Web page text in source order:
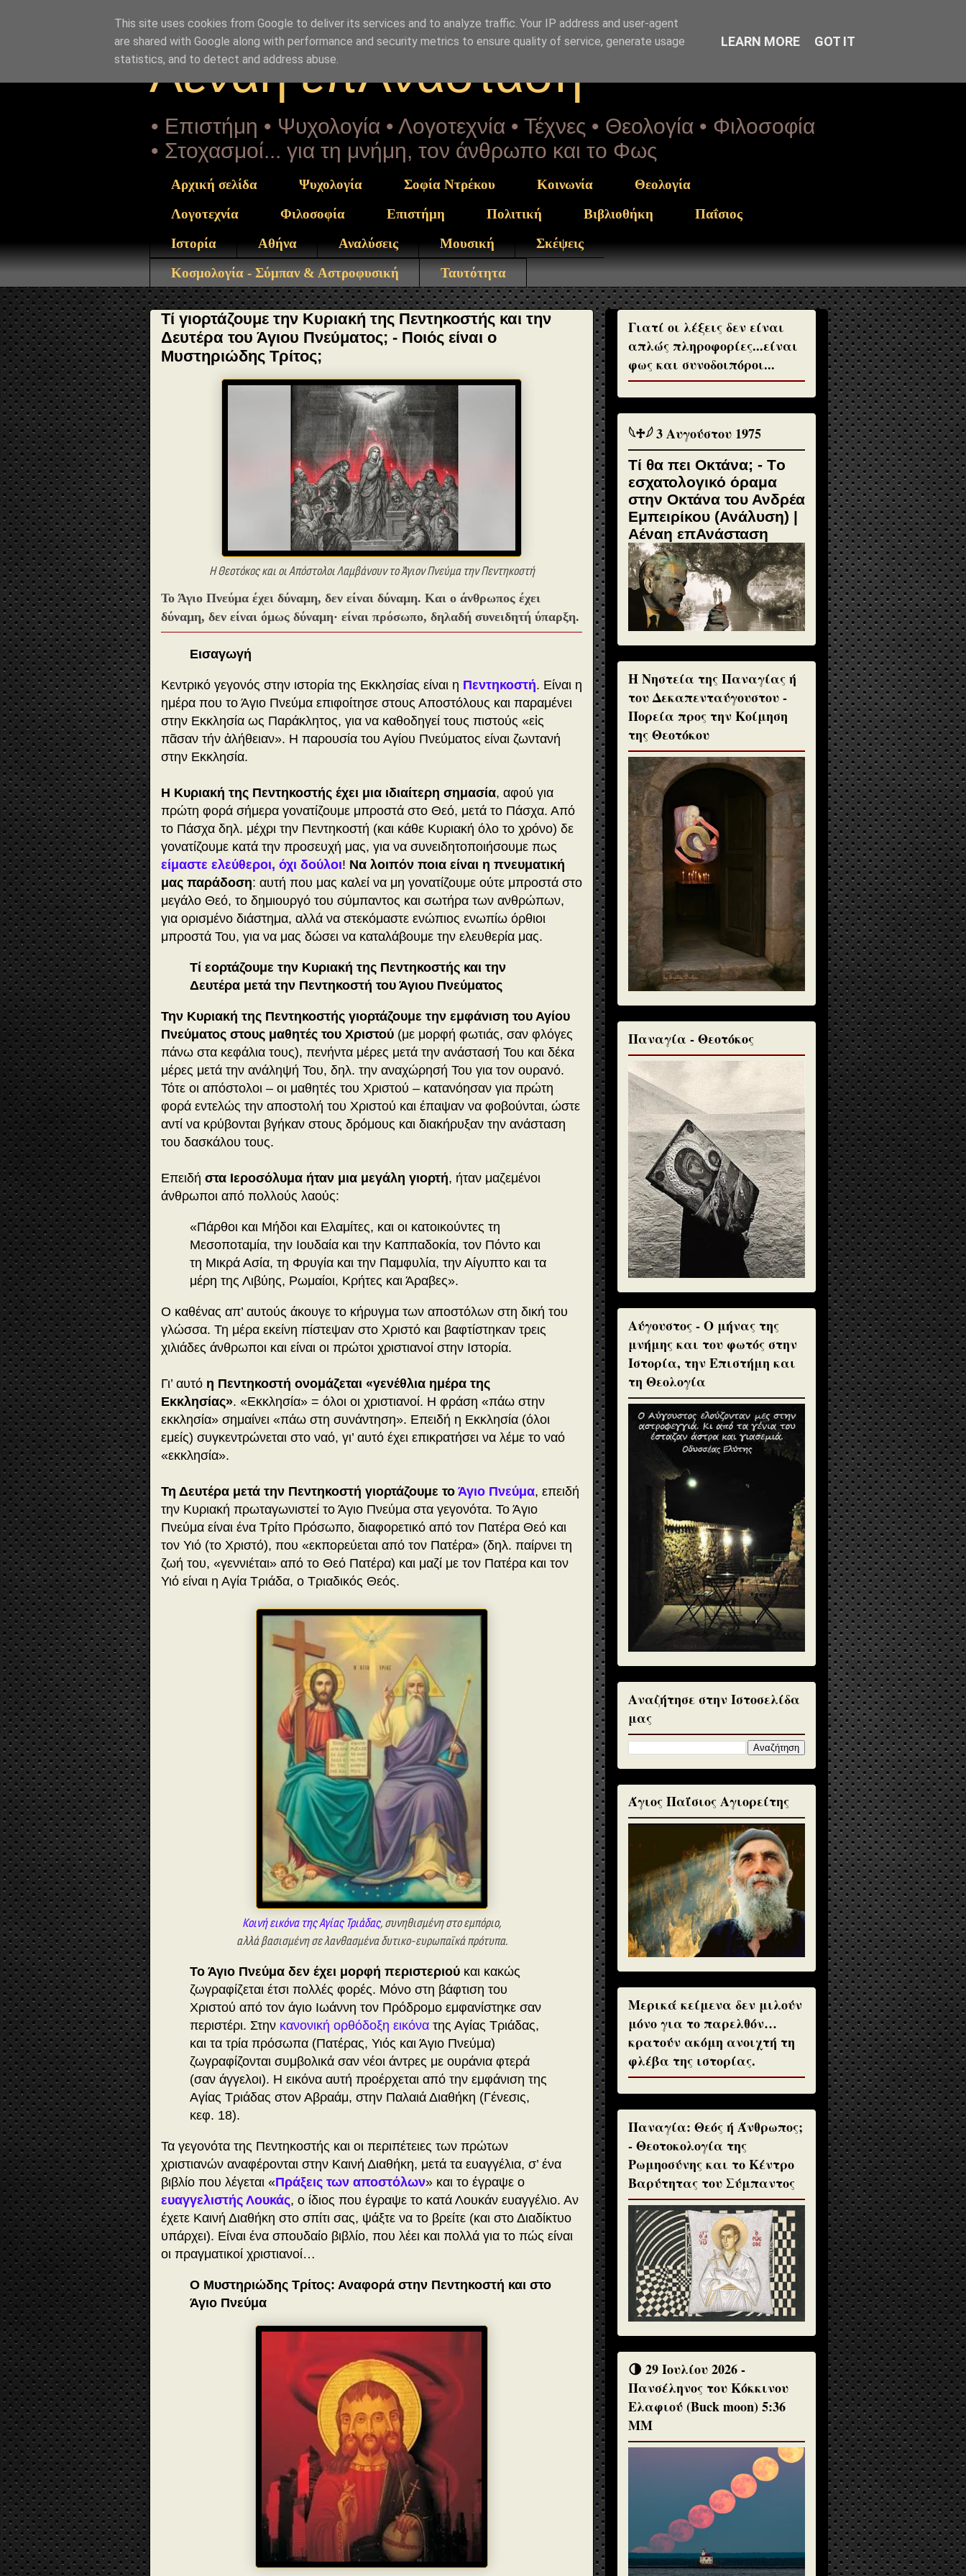
Αέναη επΑνάσταση
• Επιστήμη • Ψυχολογία • Λογοτεχνία • Τέχνες • Θεολογία • Φιλοσοφία
• Στοχασμοί... για τη μνήμη, τον άνθρωπο και το Φως
Αρχική σελίδα Ψυχολογία Σοφία Ντρέκου Κοινωνία
Θεολογία
Λογοτεχνία
Φιλοσοφία Επιστήμη Πολιτική Βιβλιοθήκη
Παΐσιος
Ιστορία
Αθήνα Αναλύσεις Μουσική
Σκέψεις
Κοσμολογία - Σύμπαν & Αστροφυσική
Ταυτότητα
Τί γιορτάζουμε την Κυριακή της Πεντηκοστής και την
Δευτέρα του Άγιου Πνεύματος; - Ποιός είναι ο
Μυστηριώδης Τρίτος;
Η Θεοτόκος και οι Απόστολοι Λαμβάνουν το Άγιον Πνεύμα την Πεντηκοστή
Το Άγιο Πνεύμα έχει δύναμη, δεν είναι δύναμη. Και ο άνθρωπος έχει
δύναμη, δεν είναι όμως δύναμη· είναι πρόσωπο, δηλαδή συνειδητή ύπαρξη.
Εισαγωγή
Κεντρικό γεγονός στην ιστορία της Εκκλησίας είναι η Πεντηκοστή. Είναι η
ημέρα που το Άγιο Πνεύμα επιφοίτησε στους Αποστόλους και παραμένει
στην Εκκλησία ως Παράκλητος, για να καθοδηγεί τους πιστούς «εἰς
πᾶσαν τήν ἀλήθειαν». Η παρουσία του Αγίου Πνεύματος είναι ζωντανή
στην Εκκλησία.
Η Κυριακή της Πεντηκοστής έχει μια ιδιαίτερη σημασία, αφού για
πρώτη φορά σήμερα γονατίζουμε μπροστά στο Θεό, μετά το Πάσχα. Από
το Πάσχα δηλ. μέχρι την Πεντηκοστή (και κάθε Κυριακή όλο το χρόνο) δε
γονατίζουμε κατά την προσευχή μας, για να συνειδητοποιήσουμε πως
είμαστε ελεύθεροι, όχι δούλοι! Να λοιπόν ποια είναι η πνευματική
μας παράδοση: αυτή που μας καλεί να μη γονατίζουμε ούτε μπροστά στο
μεγάλο Θεό, το δημιουργό του σύμπαντος και σωτήρα των ανθρώπων,
για ορισμένο διάστημα, αλλά να στεκόμαστε ενώπιος ενωπίω όρθιοι
μπροστά Του, για να μας δώσει να καταλάβουμε την ελευθερία μας.
Τί εορτάζουμε την Κυριακή της Πεντηκοστής και την
Δευτέρα μετά την Πεντηκοστή του Άγιου Πνεύματος
Την Κυριακή της Πεντηκοστής γιορτάζουμε την εμφάνιση του Αγίου
Πνεύματος στους μαθητές του Χριστού (με μορφή φωτιάς, σαν φλόγες
πάνω στα κεφάλια τους), πενήντα μέρες μετά την ανάστασή Του και δέκα
μέρες μετά την ανάληψή Του, δηλ. την αναχώρησή Του για τον ουρανό.
Τότε οι απόστολοι – οι μαθητές του Χριστού – κατανόησαν για πρώτη
φορά εντελώς την αποστολή του Χριστού και έπαψαν να φοβούνται, ώστε
αντί να κρύβονται βγήκαν στους δρόμους και διακήρυξαν την ανάσταση
του δασκάλου τους.
Επειδή στα Ιεροσόλυμα ήταν μια μεγάλη γιορτή, ήταν μαζεμένοι
άνθρωποι από πολλούς λαούς:
«Πάρθοι και Μήδοι και Ελαμίτες, και οι κατοικούντες τη
Μεσοποταμία, την Ιουδαία και την Καππαδοκία, τον Πόντο και
τη Μικρά Ασία, τη Φρυγία και την Παμφυλία, την Αίγυπτο και τα
μέρη της Λιβύης, Ρωμαίοι, Κρήτες και Άραβες».
Ο καθένας απ’ αυτούς άκουγε το κήρυγμα των αποστόλων στη δική του
γλώσσα. Τη μέρα εκείνη πίστεψαν στο Χριστό και βαφτίστηκαν τρεις
χιλιάδες άνθρωποι και είναι οι πρώτοι χριστιανοί στην Ιστορία.
Γι’ αυτό η Πεντηκοστή ονομάζεται «γενέθλια ημέρα της
Εκκλησίας». «Εκκλησία» = όλοι οι χριστιανοί. Η φράση «πάω στην
εκκλησία» σημαίνει «πάω στη συνάντηση». Επειδή η Εκκλησία (όλοι
εμείς) συγκεντρώνεται στο ναό, γι’ αυτό έχει επικρατήσει να λέμε το ναό
«εκκλησία».
Τη Δευτέρα μετά την Πεντηκοστή γιορτάζουμε το Άγιο Πνεύμα, επειδή
την Κυριακή πρωταγωνιστεί το Άγιο Πνεύμα στα γεγονότα. Το Άγιο
Πνεύμα είναι ένα Τρίτο Πρόσωπο, διαφορετικό από τον Πατέρα Θεό και
τον Υιό (το Χριστό), που «εκπορεύεται από τον Πατέρα» (δηλ. παίρνει τη
ζωή του, «γεννιέται» από το Θεό Πατέρα) και μαζί με τον Πατέρα και τον
Υιό είναι η Αγία Τριάδα, ο Τριαδικός Θεός.
Κοινή εικόνα της Αγίας Τριάδας, συνηθισμένη στο εμπόριο,
αλλά βασισμένη σε λανθασμένα δυτικο-ευρωπαϊκά πρότυπα.
Το Άγιο Πνεύμα δεν έχει μορφή περιστεριού και κακώς
ζωγραφίζεται έτσι πολλές φορές. Μόνο στη βάφτιση του
Χριστού από τον άγιο Ιωάννη τον Πρόδρομο εμφανίστηκε σαν
περιστέρι. Στην κανονική ορθόδοξη εικόνα της Αγίας Τριάδας,
και τα τρία πρόσωπα (Πατέρας, Υιός και Άγιο Πνεύμα)
ζωγραφίζονται συμβολικά σαν νέοι άντρες με ουράνια φτερά
(σαν άγγελοι). Η εικόνα αυτή προέρχεται από την εμφάνιση της
Αγίας Τριάδας στον Αβραάμ, στην Παλαιά Διαθήκη (Γένεσις,
κεφ. 18).
Τα γεγονότα της Πεντηκοστής και οι περιπέτειες των πρώτων
χριστιανών αναφέρονται στην Καινή Διαθήκη, μετά τα ευαγγέλια, σ’ ένα
βιβλίο που λέγεται «Πράξεις των αποστόλων» και το έγραψε ο
ευαγγελιστής Λουκάς, ο ίδιος που έγραψε το κατά Λουκάν ευαγγέλιο. Αν
έχετε Καινή Διαθήκη στο σπίτι σας, ψάξτε να το βρείτε (και στο Διαδίκτυο
υπάρχει). Είναι ένα σπουδαίο βιβλίο, που λέει και πολλά για το πώς είναι
οι πραγματικοί χριστιανοί…
Ο Μυστηριώδης Τρίτος: Αναφορά στην Πεντηκοστή και στο
Άγιο Πνεύμα
Γιατί οι λέξεις δεν είναι
απλώς πληροφορίες...είναι
φως και συνοδοιπόροι...
𓆩♱𓆪 3 Αυγούστου 1975
Τί θα πει Οκτάνα; - Tο
εσχατολογικό όραμα
στην Οκτάνα του Ανδρέα
Εμπειρίκου (Ανάλυση) |
Αέναη επΑνάσταση
H Νηστεία της Παναγίας ή
του Δεκαπενταύγουστου -
Πορεία προς την Κοίμηση
της Θεοτόκου
Παναγία - Θεοτόκος
Αύγουστος - Ο μήνας της
μνήμης και του φωτός στην
Ιστορία, την Επιστήμη και
τη Θεολογία
Αναζήτησε στην Ιστοσελίδα
μας
Άγιος Παΐσιος Αγιορείτης
Μερικά κείμενα δεν μιλούν
μόνο για το παρελθόν…
κρατούν ακόμη ανοιχτή τη
φλέβα της ιστορίας.
Παναγία: Θεός ή Άνθρωπος;
- Θεοτοκολογία της
Ρωμηοσύνης και το Κέντρο
Βαρύτητας του Σύμπαντος
🌗 29 Ιουλίου 2026 -
Πανσέληνος του Κόκκινου
Ελαφιού (Buck moon) 5:36
ΜΜ
This site uses cookies from Google to deliver its services and to analyze traffic. Your IP address and user-agent
are shared with Google along with performance and security metrics to ensure quality of service, generate usage
statistics, and to detect and address abuse.
LEARN MORE GOT IT